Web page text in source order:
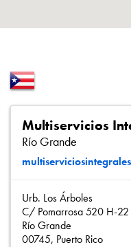
Multiservicios
Río Grande
Urb. Los Árboles
C/ Pomarrosa 520 H-22
Río Grande
00745, Puerto Rico